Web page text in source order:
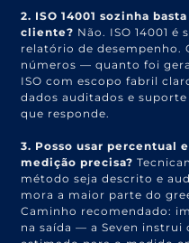
2. ISO 14001 sozinha
cliente? Não. ISO 14001 é
relatório de desempenho.
números — quanto foi
ISO com escopo fabril
dados auditados e
que responde.
3. Posso usar percentual
medição precisa?
método seja descrito e
mora a maior parte do
Caminho recomendado:
na saída — a Seven